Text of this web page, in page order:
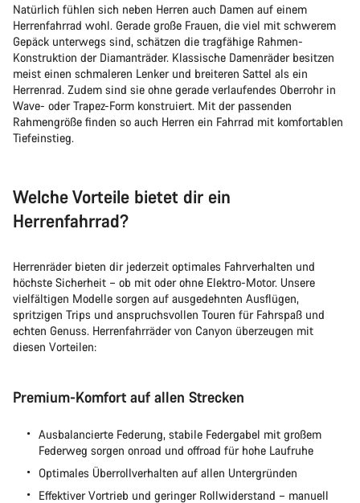
Natürlich fühlen sich neben Herren auch Damen auf einem
Herrenfahrrad wohl. Gerade große Frauen, die viel mit schwerem
Gepäck unterwegs sind, schätzen die tragfähige Rahmen-
Konstruktion der Diamanträder. Klassische Damenräder besitzen
meist einen schmaleren Lenker und breiteren Sattel als ein
Herrenrad. Zudem sind sie ohne gerade verlaufendes Oberrohr in
Wave- oder Trapez-Form konstruiert. Mit der passenden
Rahmengröße finden so auch Herren ein Fahrrad mit komfortablen
Tiefeinstieg.
Welche Vorteile bietet dir ein
Herrenfahrrad?
Herrenräder bieten dir jederzeit optimales Fahrverhalten und
höchste Sicherheit – ob mit oder ohne Elektro-Motor. Unsere
vielfältigen Modelle sorgen auf ausgedehnten Ausflügen,
spritzigen Trips und anspruchsvollen Touren für Fahrspaß und
echten Genuss. Herrenfahrräder von Canyon überzeugen mit
diesen Vorteilen:
Premium-Komfort auf allen Strecken
Ausbalancierte Federung, stabile Federgabel mit großem
Federweg sorgen onroad und offroad für hohe Laufruhe
Optimales Überrollverhalten auf allen Untergründen
Effektiver Vortrieb und geringer Rollwiderstand – manuell